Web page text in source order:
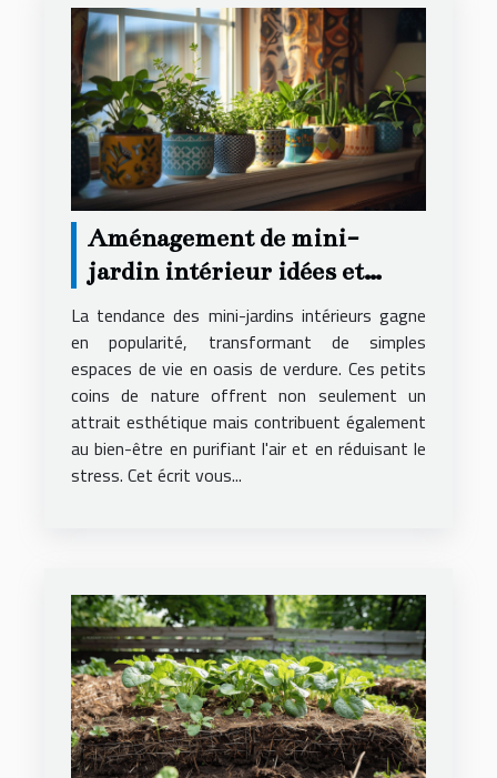
Aménagement de mini-
jardin intérieur idées et
conseils pratiques
La tendance des mini-jardins intérieurs gagne
en popularité, transformant de simples
espaces de vie en oasis de verdure. Ces petits
coins de nature offrent non seulement un
attrait esthétique mais contribuent également
au bien-être en purifiant l'air et en réduisant le
stress. Cet écrit vous...